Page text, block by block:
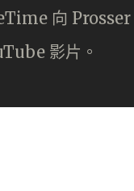
向 Prosser
影片。